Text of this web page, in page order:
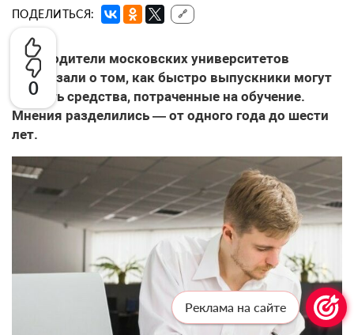
0
ПОДЕЛИТЬСЯ: 🔗
Руководители московских университетов
рассказали о том, как быстро выпускники могут
вернуть средства, потраченные на обучение.
Мнения разделились — от одного года до шести
лет.
Реклама на сайте